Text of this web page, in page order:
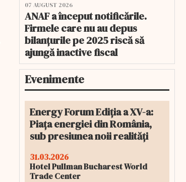
07 AUGUST 2026
ANAF a început notificările.
Firmele care nu au depus
bilanțurile pe 2025 riscă să
ajungă inactive fiscal
Evenimente
Energy Forum Ediția a XV-a:
Piața energiei din România,
sub presiunea noii realități
31.03.2026
Hotel Pullman Bucharest World
Trade Center